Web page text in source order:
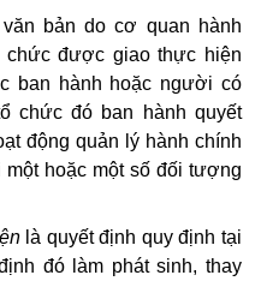
bản do cơ quan hành
được giao thực hiện
ban hành hoặc người có
chức đó ban hành quyết
động quản lý hành chính
hoặc một số đối tượng
là quyết định quy định tại
đó làm phát sinh, thay